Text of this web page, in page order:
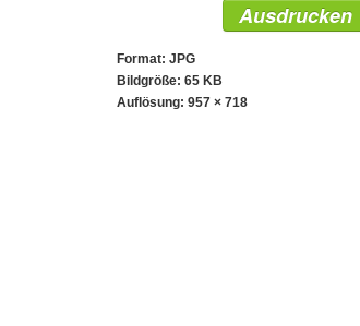
Ausdrucken
Format: JPG
Bildgröße: 65 KB
Auflösung: 957 × 718